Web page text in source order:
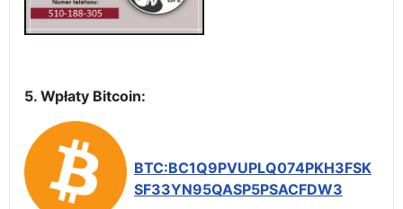
5. Wpłaty Bitcoin:
BTC:BC1Q9PVUPLQ074PKH3FSK
SF33YN95QASP5PSACFDW3